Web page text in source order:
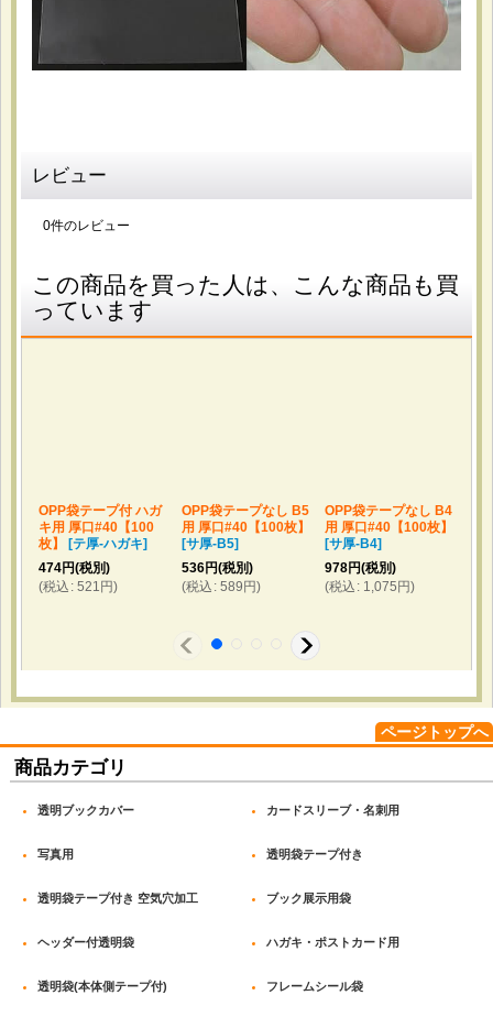
#30【100枚】 [Hハガキ]
同人イベントで販売するイラストカードやポストカードの個
包装に使用。 ヘッダー付きでフック陳列しやすく、必要な
サイズが細かく選べたためです。価格も手頃でした。 袋の
2026-04-17
書類や資料の保管に使います。 日本製で品質が安定してい
した。 しっかりした作りで安心感があり、普段使いにちょ
うど良い厚みです。テープ付きなので保管にも便利です。
す。
透明ブックカバー ライトノベル用 厚口#40【100
#40【100枚】 / OPP袋テープなし A4用 標準
#30【100枚】 / OPP袋テープなし 210x300 標準
#30【100枚】 / OPP袋テープなし 140x200 標準
#30【100枚】 / OPP袋テープなし A5用 厚口
#40【100枚】 / OPP袋テープなし 190x300 標準
#30【100枚】 / OPP袋テープなし 120x180 標準
あって希望のサイズがあった。 大変満足で定期的にリピー
2026-02-20
レビュー
0件のレビュー
この商品を買った人は、こんな商品も買
っています
OPP袋テープ付 ハガ
キ用 厚口#40【100
枚】
[テ厚-ハガキ]
474円(税別)
(税込 : 521 円)
OPP袋テープなし B5
用 厚口#40【100枚】
[サ厚-B5]
536円(税別)
(税込 : 589円)
OPP袋テープなし B4
用 厚口#40【100枚】
[サ厚-B4]
978円(税別)
(税込 : 1,075円)
ページトップへ
商品カテゴリ
透明ブックカバー カードスリーブ・名刺用
写真用 透明袋テープ付き
透明袋テープ付き 空気穴加工 ブック展示用袋
ヘッダー付透明袋 ハガキ・ポストカード用
透明袋(本体側テープ付) フレームシール袋